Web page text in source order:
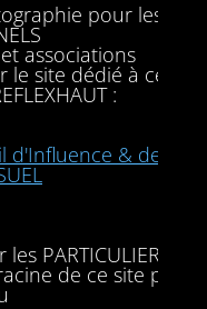
pour les
associations
site dédié à cette
:
d'Influence & de
PARTICULIERS,
de ce site pour